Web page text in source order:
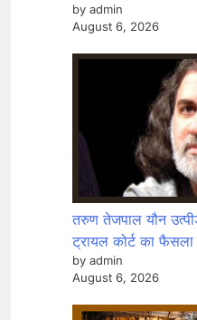
by admin
August 6, 2026
तरुण तेजपाल यौन
ट्रायल कोर्ट का
by admin
August 6, 2026